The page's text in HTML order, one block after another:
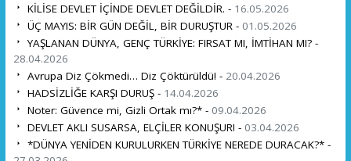
KİLİSE DEVLET İÇİNDE DEVLET DEĞİLDİR. - 16.05.2026
ÜÇ MAYIS: BİR GÜN DEĞİL, BİR DURUŞTUR - 01.05.2026
YAŞLANAN DÜNYA, GENÇ TÜRKİYE: FIRSAT MI, İMTİHAN MI? -
28.04.2026
Avrupa Diz Çökmedi… Diz Çöktürüldü! - 20.04.2026
HADSİZLİĞE KARŞI DURUŞ - 14.04.2026
Noter: Güvence mi, Gizli Ortak mı?* - 09.04.2026
DEVLET AKLI SUSARSA, ELÇİLER KONUŞUR! - 03.04.2026
*DÜNYA YENİDEN KURULURKEN TÜRKİYE NEREDE DURACAK?* -